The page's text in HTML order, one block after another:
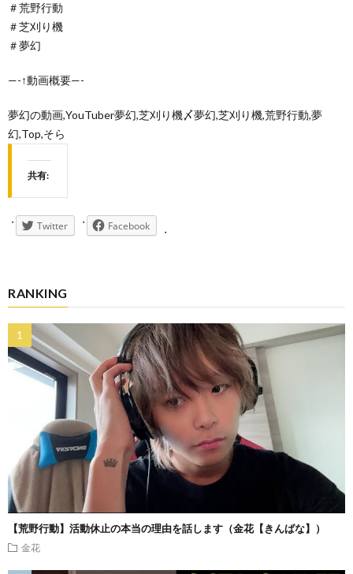
＃荒野行動
＃芝刈り機
＃夢幻
—-↑動画概要—-
夢幻の動画,YouTuber夢幻,芝刈り機〆夢幻,芝刈り機,荒野行動,夢
幻,Top,そら
共有:
Twitter Facebook
RANKING
【荒野行動】活動休止の本当の理由を話します（金花【きんばな】）
金花